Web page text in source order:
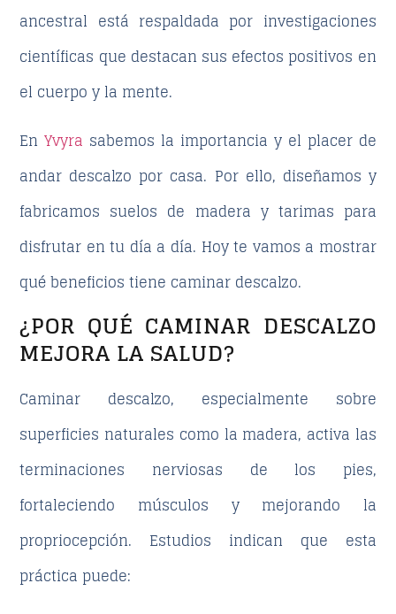
ancestral está respaldada por investigaciones
científicas que destacan sus efectos positivos en
el cuerpo y la mente.
EnYvyra sabemos la importancia y el placer de
andar descalzo por casa. Por ello, diseñamos y
fabricamos suelos de madera y tarimas para
disfrutar en tu día a día. Hoy te vamos a mostrar
qué beneficios tiene caminar descalzo.
¿POR QUÉ CAMINAR DESCALZO
MEJORA LA SALUD?
Caminar descalzo, especialmente sobre
superficies naturales como la madera, activa las
terminaciones nerviosas de los pies,
fortaleciendo músculos y mejorando la
propriocepción. Estudios indican que esta
práctica puede: